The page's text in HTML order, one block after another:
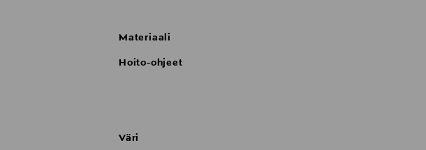
Materiaali
Hoito-ohjeet
Väri